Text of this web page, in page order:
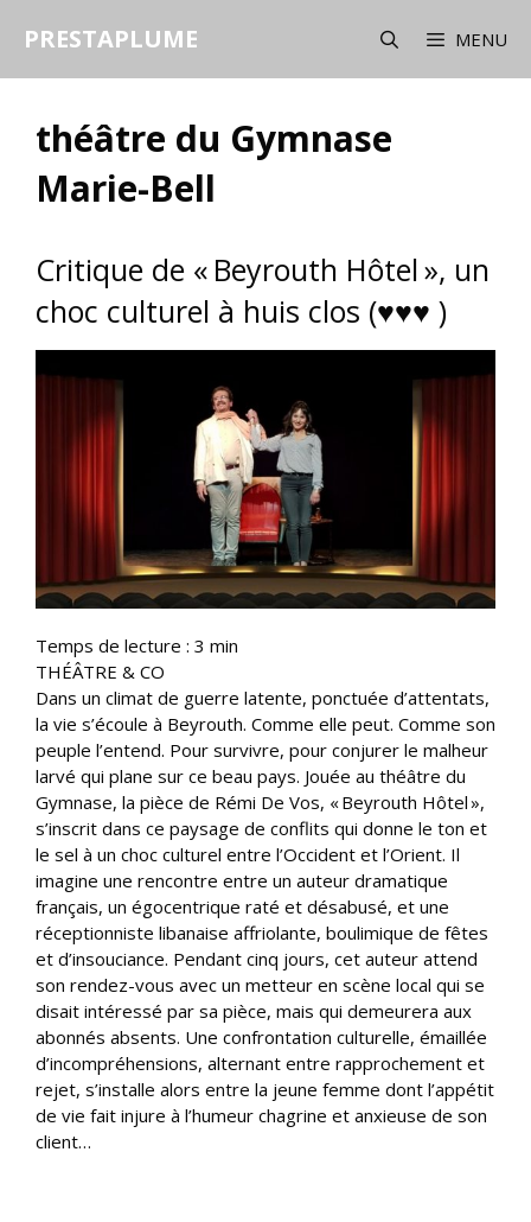
PRESTAPLUME MENU
théâtre du Gymnase
Marie-Bell
Critique de « Beyrouth Hôtel », un
choc culturel à huis clos (♥♥♥ )
Temps de lecture : 3 min
THÉÂTRE & CO
Dans un climat de guerre latente, ponctuée d’attentats,
la vie s’écoule à Beyrouth. Comme elle peut. Comme son
peuple l’entend. Pour survivre, pour conjurer le malheur
larvé qui plane sur ce beau pays. Jouée au théâtre du
Gymnase, la pièce de Rémi De Vos, « Beyrouth Hôtel »,
s’inscrit dans ce paysage de conflits qui donne le ton et
le sel à un choc culturel entre l’Occident et l’Orient. Il
imagine une rencontre entre un auteur dramatique
français, un égocentrique raté et désabusé, et une
réceptionniste libanaise affriolante, boulimique de fêtes
et d’insouciance. Pendant cinq jours, cet auteur attend
son rendez-vous avec un metteur en scène local qui se
disait intéressé par sa pièce, mais qui demeurera aux
abonnés absents. Une confrontation culturelle, émaillée
d’incompréhensions, alternant entre rapprochement et
rejet, s’installe alors entre la jeune femme dont l’appétit
de vie fait injure à l’humeur chagrine et anxieuse de son
client…